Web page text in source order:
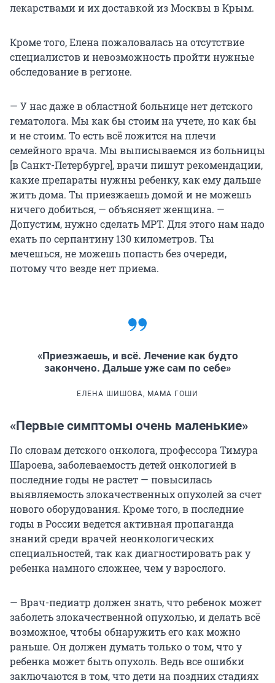
лекарствами и их доставкой из Москвы в Крым.
Кроме того, Елена пожаловалась на отсутствие
специалистов и невозможность пройти нужные
обследование в регионе.
— У нас даже в областной больнице нет детского
гематолога. Мы как бы стоим на учете, но как бы
и не стоим. То есть всё ложится на плечи
семейного врача. Мы выписываемся из больницы
[в Санкт-Петербурге], врачи пишут рекомендации,
какие препараты нужны ребенку, как ему дальше
жить дома. Ты приезжаешь домой и не можешь
ничего добиться, — объясняет женщина. —
Допустим, нужно сделать МРТ. Для этого нам надо
ехать по серпантину 130 километров. Ты
мечешься, не можешь попасть без очереди,
потому что везде нет приема.
«Приезжаешь, и всё. Лечение как будто
закончено. Дальше уже сам по себе»
ЕЛЕНА ШИШОВА, МАМА ГОШИ
«Первые симптомы очень маленькие»
По словам детского онколога, профессора Тимура
Шароева, заболеваемость детей онкологией в
последние годы не растет — повысилась
выявляемость злокачественных опухолей за счет
нового оборудования. Кроме того, в последние
годы в России ведется активная пропаганда
знаний среди врачей неонкологических
специальностей, так как диагностировать рак у
ребенка намного сложнее, чем у взрослого.
— Врач-педиатр должен знать, что ребенок может
заболеть злокачественной опухолью, и делать всё
возможное, чтобы обнаружить его как можно
раньше. Он должен думать только о том, что у
ребенка может быть опухоль. Ведь все ошибки
заключаются в том, что дети на поздних стадиях